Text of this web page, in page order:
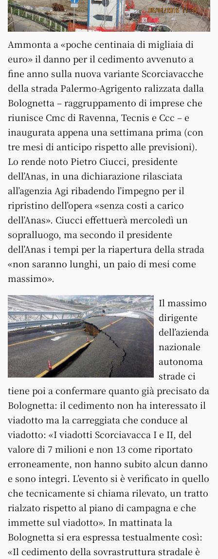
Ammonta a «poche centinaia di migliaia di
euro» il danno per il cedimento avvenuto a
fine anno sulla nuova variante Scorciavacche
della strada Palermo-Agrigento ralizzata dalla
Bolognetta – raggruppamento di imprese che
riunisce Cmc di Ravenna, Tecnis e Ccc – e
inaugurata appena una settimana prima (con
tre mesi di anticipo rispetto alle previsioni).
Lo rende noto Pietro Ciucci, presidente
dell’Anas, in una dichiarazione rilasciata
all’agenzia Agi ribadendo l’impegno per il
ripristino dell’opera «senza costi a carico
dell’Anas». Ciucci effettuerà mercoledì un
sopralluogo, ma secondo il presidente
dell’Anas i tempi per la riapertura della strada
«non saranno lunghi, un paio di mesi come
massimo».
Il massimo
dirigente
dell’azienda
nazionale
autonoma
strade ci
tiene poi a confermare quanto già precisato da
Bolognetta: il cedimento non ha interessato il
viadotto ma la carreggiata che conduce al
viadotto: «I viadotti Scorciavacca I e II, del
valore di 7 milioni e non 13 come riportato
erroneamente, non hanno subito alcun danno
e sono integri. L’evento si è verificato in quello
che tecnicamente si chiama rilevato, un tratto
rialzato rispetto al piano di campagna e che
immette sul viadotto». In mattinata la
Bolognetta si era espressa testualmente così:
«Il cedimento della sovrastruttura stradale è